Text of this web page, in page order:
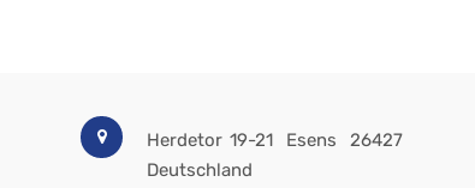
Herdetor 19-21 Esens
26427
Deutschland